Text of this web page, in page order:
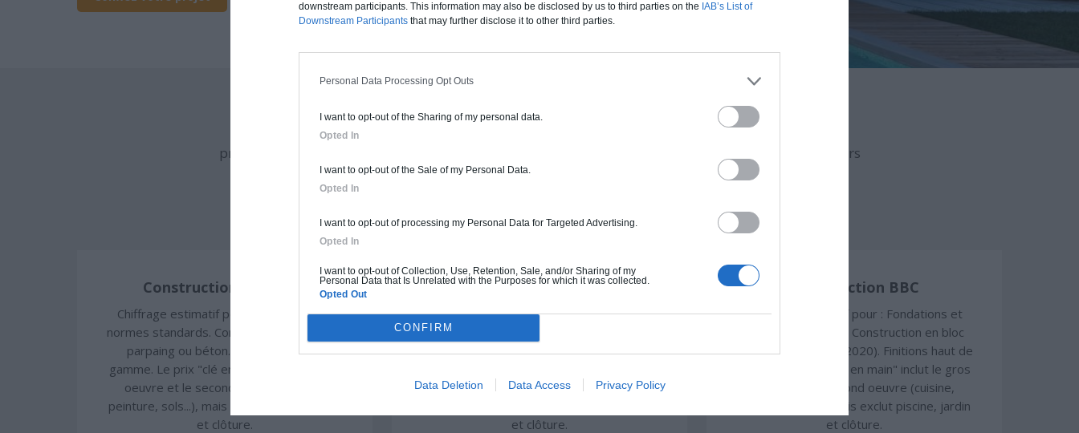
downstream participants. This information may also be disclosed by us to third parties on the IAB’s List of
Downstream Participants that may further disclose it to other third parties.
Personal Data Processing Opt Outs
I want to opt-out of the Sharing of my personal data.
Opted In
I want to opt-out of the Sale of my Personal Data.
Opted In
I want to opt-out of processing my Personal Data for Targeted Advertising.
Opted In
I want to opt-out of Collection, Use, Retention, Sale, and/or Sharing of my
Personal Data that Is Unrelated with the Purposes for which it was collected.
Opted Out
CONFIRM
Data Deletion Data Access Privacy Policy
Archionline vous offre un chiffrage estimatif pour la construction de cette maison en fonction du
procédé constructif et du type de livraison souhaité : auto-construction, clos couvert (hors d'eau, hors
d'air) ou clé en main.
Auto-construction Clos couvert Clé en main
Construction classique
Chiffrage estimatif pour : Fondations et
normes standards. Construction en brique,
parpaing ou béton. Finitions haut de
gamme. Le prix "clé en main" inclut le gros
oeuvre et le second oeuvre (cuisine,
peinture, sols...), mais exclut piscine, jardin
et clôture.
Construction ossature bois
Chiffrage estimatif pour : Fondations et
normes standards. Construction en
ossature bois isolé. Finitions haut de
oeuvre et le second oeuvre (cuisine,
et clôture.
Construction BBC
Chiffrage estimatif pour : Fondations et
normes standards. Construction en bloc
coffrant isolant (RT 2020). Finitions haut de
gamme. Le prix "clé en main" inclut le gros
oeuvre et le second oeuvre (cuisine,
peinture, sols...), mais exclut piscine, jardin
et clôture.